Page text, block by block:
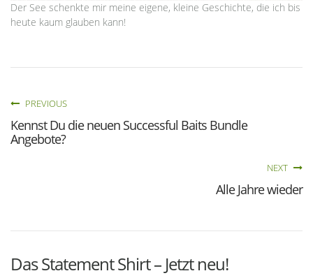
Der See schenkte mir meine eigene, kleine Geschichte, die ich bis
heute kaum glauben kann!
PREVIOUS
Kennst Du die neuen Successful Baits Bundle
Angebote?
NEXT
Alle Jahre wieder
Das Statement Shirt – Jetzt neu!